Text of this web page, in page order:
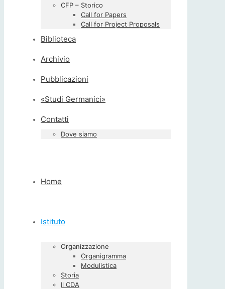
CFP – Storico
Call for Papers
Call for Project Proposals
Biblioteca
Archivio
Pubblicazioni
«Studi Germanici»
Contatti
Dove siamo
Home
Istituto
Organizzazione
Organigramma
Modulistica
Storia
Il CDA